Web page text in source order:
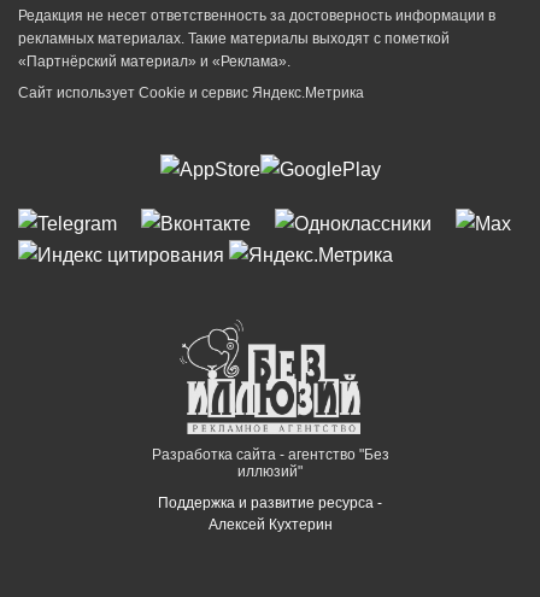
Редакция не несет ответственность за достоверность информации в
рекламных материалах. Такие материалы выходят с пометкой
«Партнёрский материал» и «Реклама».
Сайт использует Cookie и сервиc Яндекс.Метрика
Разработка сайта - агентство "Без
иллюзий"
Поддержка и развитие ресурса -
Алексей Кухтерин